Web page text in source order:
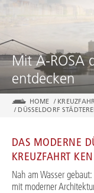
Mit A-ROSA
entdecken
HOME /
/ DÜSSELDORF
DAS MODERNE
KREUZFAHRT
Nah am Wasser
mit moderner